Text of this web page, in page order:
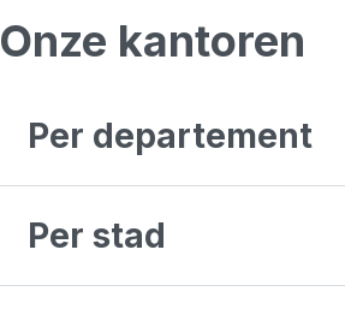
Onze kantoren
Per departement
Brussel
Liège
Oost-Vlaanderen
Per stad